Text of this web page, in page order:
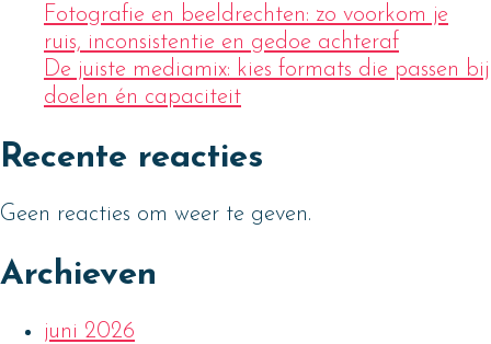
Fotografie en beeldrechten: zo voorkom je
ruis, inconsistentie en gedoe achteraf
De juiste mediamix: kies formats die passen bij
doelen én capaciteit
Recente reacties
Geen reacties om weer te geven.
Archieven
juni 2026